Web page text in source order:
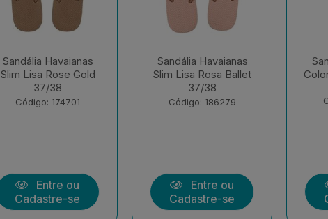
Sandália Havaianas
Slim Lisa Rosa Ballet
37/38
Código: 186279
Entre ou
Cadastre-se
Sandália Havaianas
Color Rosa Flux 35/36
Código: 195032
Entre ou
Cadastre-se